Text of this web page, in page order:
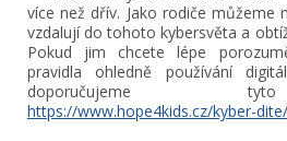
více než dřív. Jako rodiče můžeme
vzdalují do tohoto kybersvěta a
Pokud jim chcete lépe
pravidla ohledně používání
doporučujeme
https://www.hope4kids.cz/kyber-dite/